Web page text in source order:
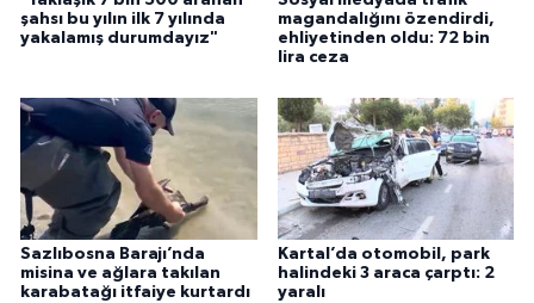
şahsı bu yılın ilk 7 yılında
yakalamış durumdayız"
magandalığını özendirdi,
ehliyetinden oldu: 72 bin
lira ceza
Sazlıbosna Barajı’nda
misina ve ağlara takılan
karabatağı itfaiye kurtardı
Kartal’da otomobil, park
halindeki 3 araca çarptı: 2
yaralı